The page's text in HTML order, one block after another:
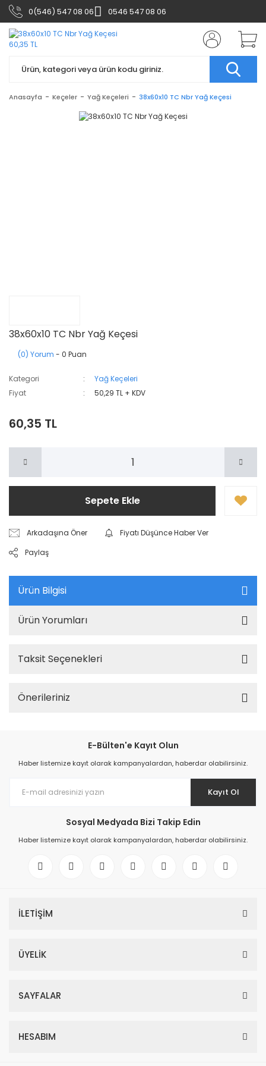
0(546) 547 08 06 0546 547 08 06
Anasayfa Keçeler Yağ Keçeleri 38x60x10 TC Nbr Yağ Keçesi
38x60x10 TC Nbr Yağ Keçesi
(0) Yorum - 0 Puan
Kategori
Yağ Keçeleri
Fiyat
50,29 TL + KDV
60,35 TL
Sepete Ekle
Arkadaşına Öner
Fiyatı Düşünce Haber Ver
Paylaş
Ürün Bilgisi
Ürün Yorumları
Taksit Seçenekleri
Önerileriniz
E-Bülten'e Kayıt Olun
Haber listemize kayıt olarak kampanyalardan, haberdar olabilirsiniz.
Kayıt Ol
Sosyal Medyada Bizi Takip Edin
Haber listemize kayıt olarak kampanyalardan, haberdar olabilirsiniz.
İLETİŞİM
ÜYELİK
SAYFALAR
HESABIM